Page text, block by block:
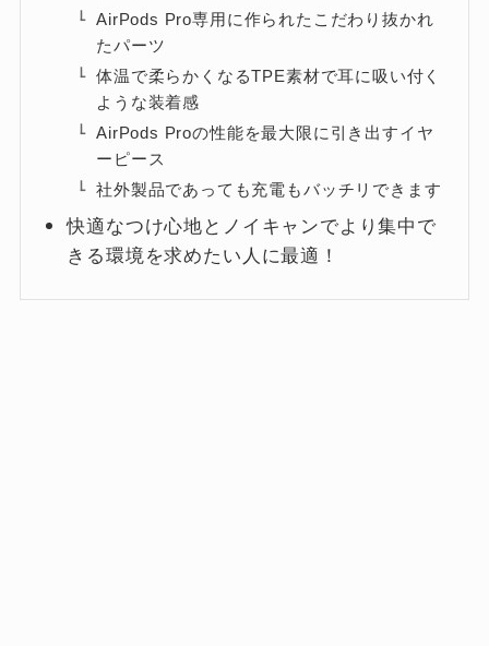
AirPods Pro専用に作られたこだわり抜かれ
たパーツ
体温で柔らかくなるTPE素材で耳に吸い付く
ような装着感
AirPods Proの性能を最大限に引き出すイヤ
ーピース
社外製品であっても充電もバッチリできます
快適なつけ心地とノイキャンでより集中で
きる環境を求めたい人に最適！